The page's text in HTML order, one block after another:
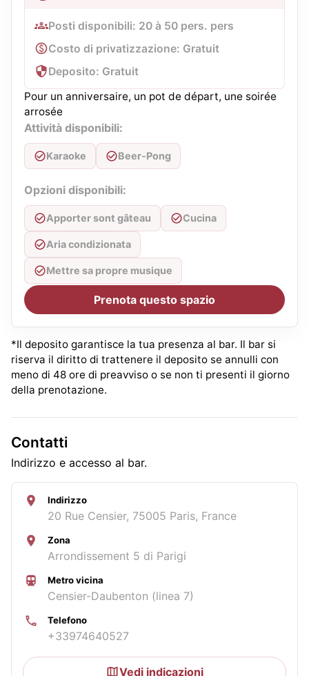
Posti disponibili: 20 à 50 pers. pers
Costo di privatizzazione: Gratuit
Deposito: Gratuit
Pour un anniversaire, un pot de départ, une soirée
arrosée
Attività disponibili:
Karaoke Beer-Pong
Opzioni disponibili:
Apporter sont gâteau Cucina
Aria condizionata
Mettre sa propre musique
Prenota questo spazio
*Il deposito garantisce la tua presenza al bar. Il bar si
riserva il diritto di trattenere il deposito se annulli con
meno di 48 ore di preavviso o se non ti presenti il giorno
della prenotazione.
Contatti
Indirizzo e accesso al bar.
Indirizzo
20 Rue Censier, 75005 Paris, France
Zona
Arrondissement 5 di Parigi
Metro vicina
Censier-Daubenton (linea 7)
Telefono
+33974640527
Vedi indicazioni